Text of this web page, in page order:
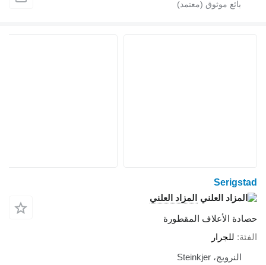
Serigstad
المزاد العلني
حصادة الأعلاف المقطورة
الفئة للجرار
النرويج، Steinkjer